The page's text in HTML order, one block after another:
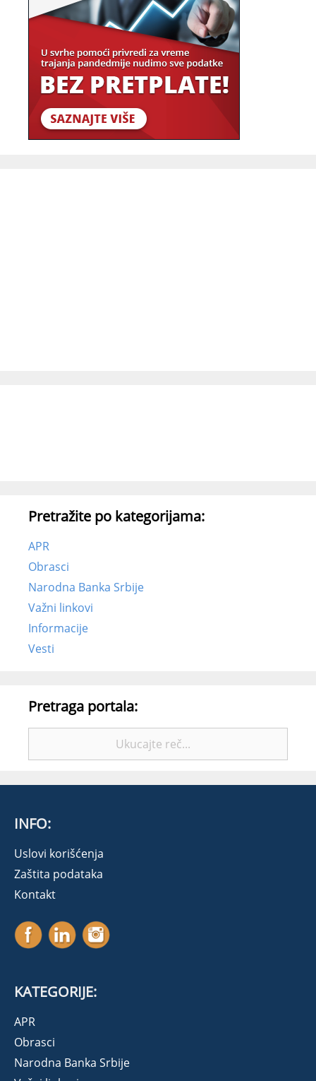
Pretražite po kategorijama:
APR
Obrasci
Narodna Banka Srbije
Važni linkovi
Informacije
Vesti
Pretraga portala:
INFO:
Uslovi korišćenja
Zaštita podataka
Kontakt
KATEGORIJE:
APR
Obrasci
Narodna Banka Srbije